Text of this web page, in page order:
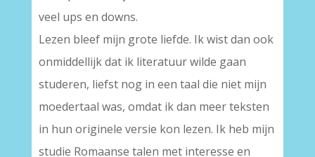
veel ups en downs.
Lezen bleef mijn grote liefde. Ik wist dan ook
onmiddellijk dat ik literatuur wilde gaan
studeren, liefst nog in een taal die niet mijn
moedertaal was, omdat ik dan meer teksten
in hun originele versie kon lezen. Ik heb mijn
studie Romaanse talen met interesse en